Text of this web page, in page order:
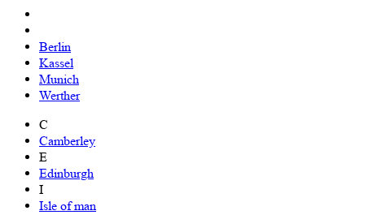
Berlin
Kassel
Munich
Werther
C
Camberley
E
Edinburgh
I
Isle of man